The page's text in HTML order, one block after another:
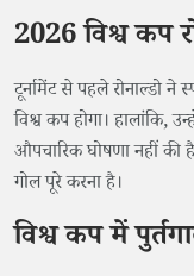
2026 विश्व कप
टूर्नामेंट से पहले रोनाल्डो
विश्व कप होगा। हालांकि,
औपचारिक घोषणा नहीं
गोल पूरे करना है।
विश्व कप में